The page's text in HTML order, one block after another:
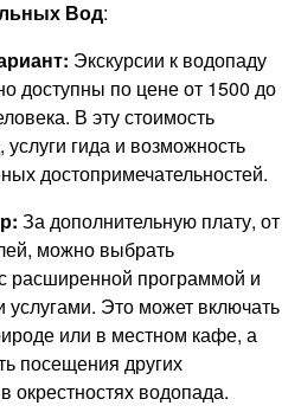
Вод:
Экскурсии к водопаду
доступны по цене от 1500 до
В эту стоимость
гида и возможность
достопримечательностей.
За дополнительную плату, от
можно выбрать
расширенной программой и
Это может включать
или в местном кафе, а
посещения других
окрестностях водопада.